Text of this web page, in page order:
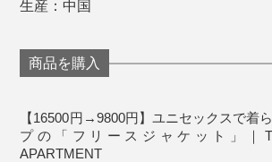
生産：中国
商品を購入
【16500円→9800円】ユニセックスで着
プの「フリースジャケット」｜
APARTMENT